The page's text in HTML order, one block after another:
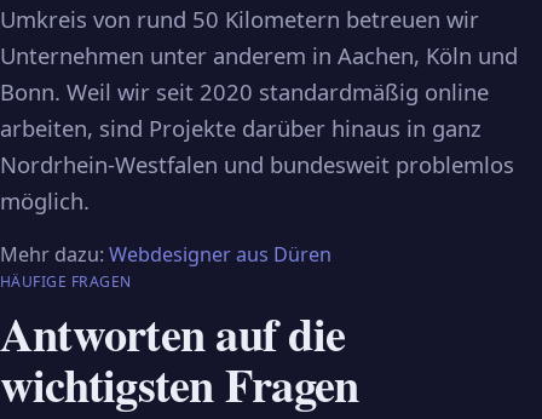
Umkreis von rund 50 Kilometern betreuen wir
Unternehmen unter anderem in Aachen, Köln und
Bonn. Weil wir seit 2020 standardmäßig online
arbeiten, sind Projekte darüber hinaus in ganz
Nordrhein-Westfalen und bundesweit problemlos
möglich.
Mehr dazu: Webdesigner aus Düren
HÄUFIGE FRAGEN
Antworten auf die
wichtigsten Fragen